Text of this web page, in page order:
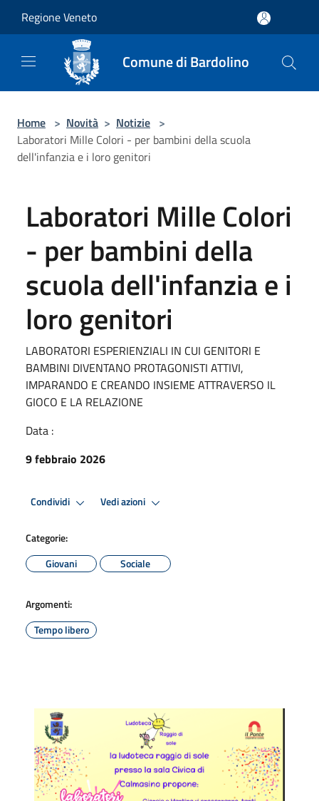
Regione Veneto
Comune di Bardolino
Home > Novità > Notizie >
Laboratori Mille Colori - per bambini della scuola
dell'infanzia e i loro genitori
Laboratori Mille Colori
- per bambini della
scuola dell'infanzia e i
loro genitori
LABORATORI ESPERIENZIALI IN CUI GENITORI E
BAMBINI DIVENTANO PROTAGONISTI ATTIVI,
IMPARANDO E CREANDO INSIEME ATTRAVERSO IL
GIOCO E LA RELAZIONE
Data :
9 febbraio 2026
Condividi Vedi azioni
Categorie:
Giovani
Sociale
Argomenti:
Tempo libero